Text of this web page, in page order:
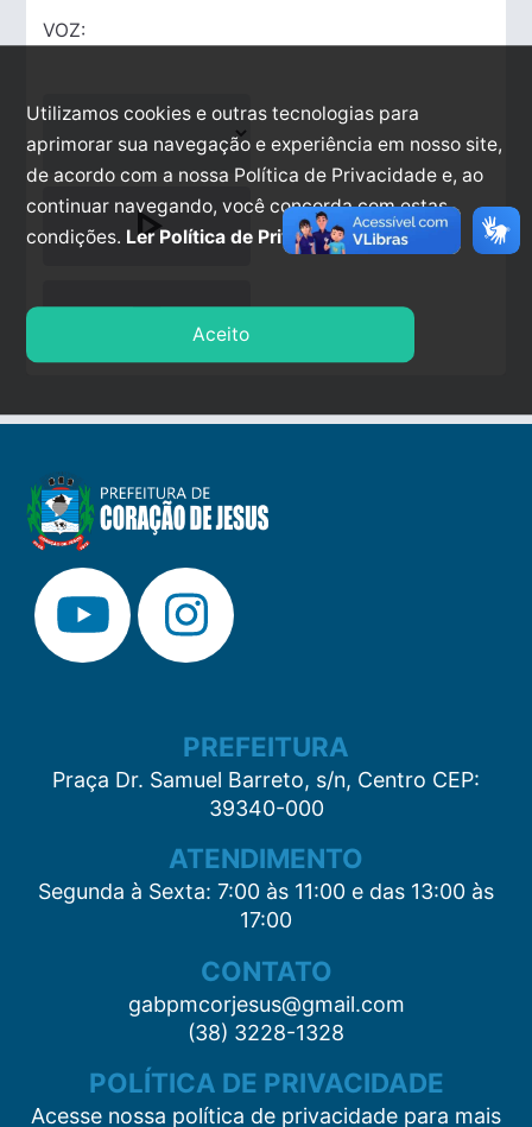
VOZ:
play_arrow
stop
PREFEITURA
Praça Dr. Samuel Barreto, s/n, Centro CEP:
39340-000
ATENDIMENTO
Segunda à Sexta: 7:00 às 11:00 e das 13:00 às
17:00
CONTATO
gabpmcorjesus@gmail.com
(38) 3228-1328
POLÍTICA DE PRIVACIDADE
Acesse nossa política de privacidade para mais
Utilizamos cookies e outras tecnologias para
aprimorar sua navegação e experiência em nosso site,
de acordo com a nossa Política de Privacidade e, ao
continuar navegando, você concorda com estas
condições. Ler Política de Privacidade.
Aceito